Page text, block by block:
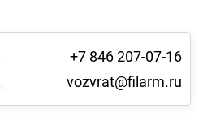
+7 846 207-07-16
vozvrat@filarm.ru